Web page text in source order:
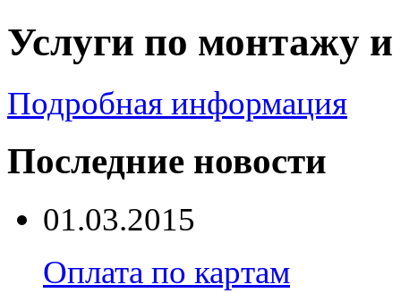
Услуги по монтажу и
Подробная информация
Последние новости
01.03.2015
Оплата по картам